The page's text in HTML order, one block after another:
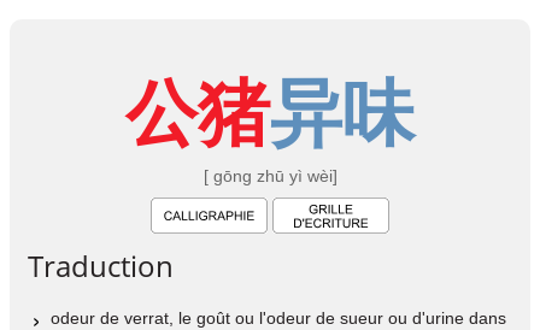
公猪异味
[ gōng zhū yì wèi]
Traduction
odeur de verrat, le goût ou l'odeur de sueur ou d'urine dans